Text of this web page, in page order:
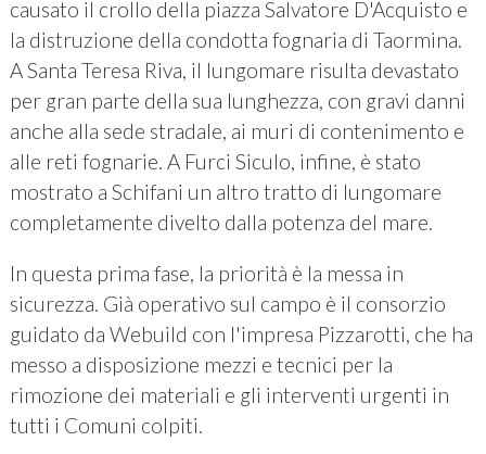
causato il crollo della piazza Salvatore D'Acquisto e
la distruzione della condotta fognaria di Taormina.
A Santa Teresa Riva, il lungomare risulta devastato
per gran parte della sua lunghezza, con gravi danni
anche alla sede stradale, ai muri di contenimento e
alle reti fognarie. A Furci Siculo, infine, è stato
mostrato a Schifani un altro tratto di lungomare
completamente divelto dalla potenza del mare.
In questa prima fase, la priorità è la messa in
sicurezza. Già operativo sul campo è il consorzio
guidato da Webuild con l'impresa Pizzarotti, che ha
messo a disposizione mezzi e tecnici per la
rimozione dei materiali e gli interventi urgenti in
tutti i Comuni colpiti.